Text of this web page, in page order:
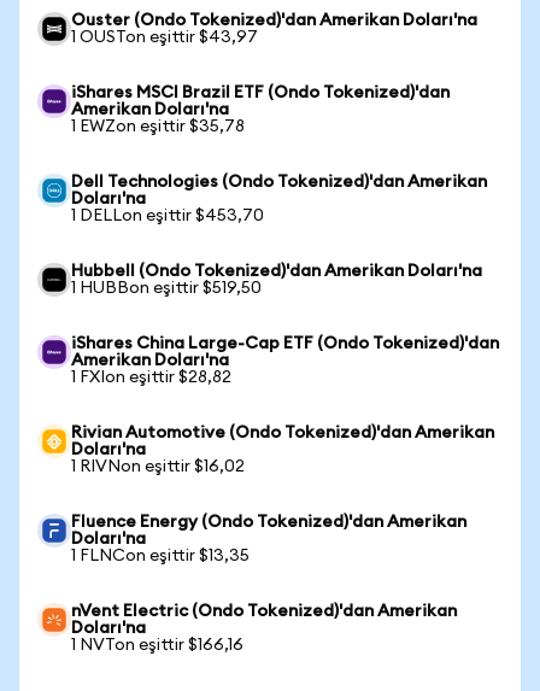
Ouster (Ondo Tokenized)'dan Amerikan Doları'na
1 OUSTon eşittir $43,97
iShares MSCI Brazil ETF (Ondo Tokenized)'dan
Amerikan Doları'na
1 EWZon eşittir $35,78
Dell Technologies (Ondo Tokenized)'dan Amerikan
Doları'na
1 DELLon eşittir $453,70
Hubbell (Ondo Tokenized)'dan Amerikan Doları'na
1 HUBBon eşittir $519,50
iShares China Large-Cap ETF (Ondo Tokenized)'dan
Amerikan Doları'na
1 FXIon eşittir $28,82
Rivian Automotive (Ondo Tokenized)'dan Amerikan
Doları'na
1 RIVNon eşittir $16,02
Fluence Energy (Ondo Tokenized)'dan Amerikan
Doları'na
1 FLNCon eşittir $13,35
nVent Electric (Ondo Tokenized)'dan Amerikan
Doları'na
1 NVTon eşittir $166,16